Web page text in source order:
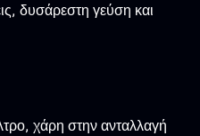
δυσάρεστη γεύση και
χάρη στην ανταλλαγή